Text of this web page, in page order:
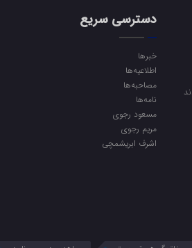
دسترسی سریع
خبرها
اطلاعیه‌ها
مصاحبه‌ها
نامه‌ها
مسعود رجوی
مریم رجوی
اشرف ابریشمچی